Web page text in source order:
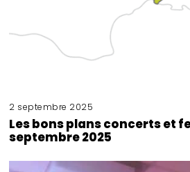
2 septembre 2025
Les bons plans concerts et
septembre 2025